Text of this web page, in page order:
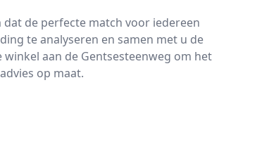
de perfecte match voor iedereen
te analyseren en samen met u de
aan de Gentsesteenweg om het
op maat.